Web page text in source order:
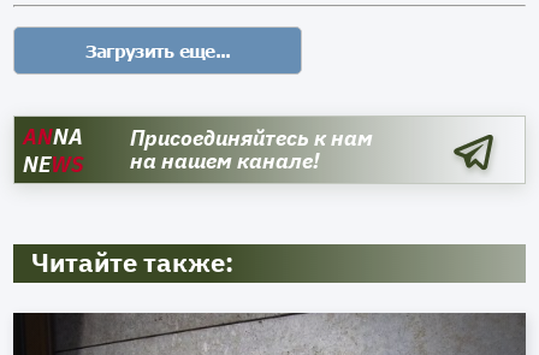
ANNA
NEWS
Присоединяйтесь к нам
на нашем канале!
Читайте также: